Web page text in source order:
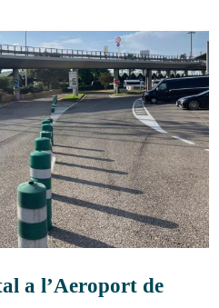
a l’Aeroport de